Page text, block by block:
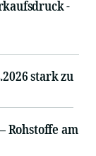
-
stark zu
Rohstoffe am